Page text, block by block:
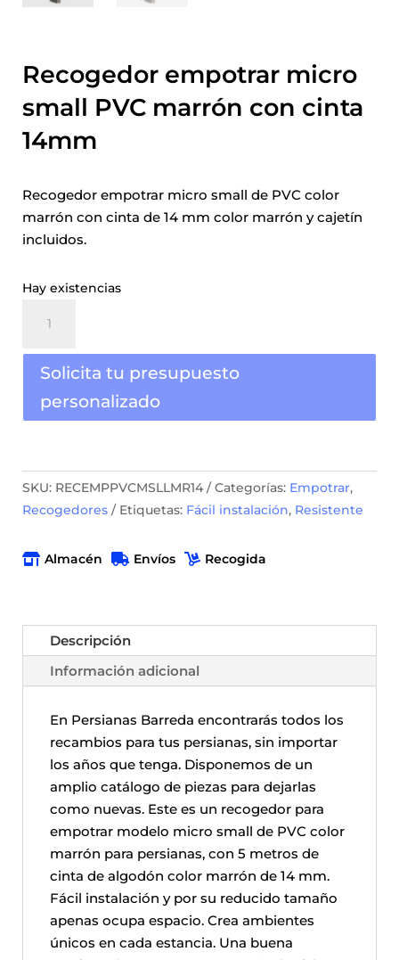
Recogedor empotrar micro
small PVC marrón con cinta
14mm
Recogedor empotrar micro small de PVC color
marrón con cinta de 14 mm color marrón y cajetín
incluidos.
Hay existencias
empotrar
micro
small
PVC
marrón
14mm
cantidad
Solicita tu presupuesto
personalizado
SKU: RECEMPPVCMSLLMR14 Categorías: Empotrar,
Recogedores
Etiquetas: Fácil instalación, Resistente
 Almacén  Envíos  Recogida
Descripción
Información adicional
En Persianas Barreda encontrarás todos los
recambios para tus persianas, sin importar
los años que tenga. Disponemos de un
amplio catálogo de piezas para dejarlas
como nuevas. Este es un recogedor para
empotrar modelo micro small de PVC color
marrón para persianas, con 5 metros de
cinta de algodón color marrón de 14 mm.
Fácil instalación y por su reducido tamaño
apenas ocupa espacio. Crea ambientes
únicos en cada estancia. Una buena